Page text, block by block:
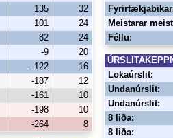
135
32
101
24
82
24
-9
20
-122
16
-187
12
-161
10
-198
10
-264 8
Meistarar
Féllu:
Lokaúrslit:
Undanúrslit:
Undanúrslit:
8 liða:
8 liða: